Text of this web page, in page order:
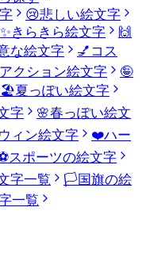
😢悲しい絵文字
✨きらきら絵文字
🙌
な絵文字 💅 コス
クション絵文字
🤪
🏖️夏っぽい絵文字
字 🌸春っぽい絵文
ィン絵文字 ❤️ハー
スポーツの絵文字
字一覧 🏳️国旗の絵
一覧